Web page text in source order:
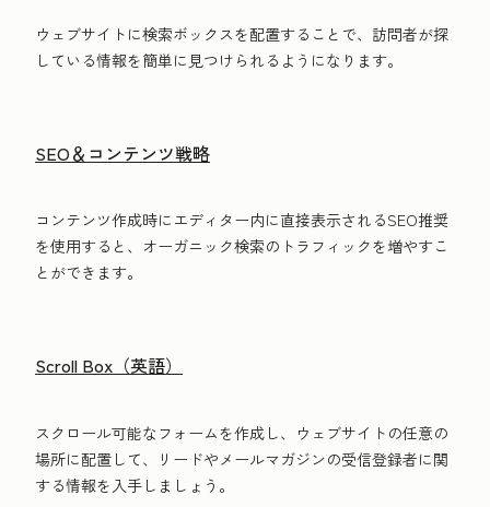
ウェブサイトに検索ボックスを配置することで、訪問者が探
している情報を簡単に見つけられるようになります。
SEO＆コンテンツ戦略
コンテンツ作成時にエディター内に直接表示されるSEO推奨
を使用すると、オーガニック検索のトラフィックを増やすこ
とができます。
Scroll Box（英語）
スクロール可能なフォームを作成し、ウェブサイトの任意の
場所に配置して、リードやメールマガジンの受信登録者に関
する情報を入手しましょう。